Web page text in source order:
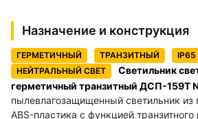
Назначение и конструкция
ГЕРМЕТИЧНЫЙ ТРАНЗИТНЫЙ IP65
НЕЙТРАЛЬНЫЙ СВЕТ
Светильник
герметичный транзитный ДСП-159Т
пылевлагозащищенный светильник из
ABS-пластика с функцией